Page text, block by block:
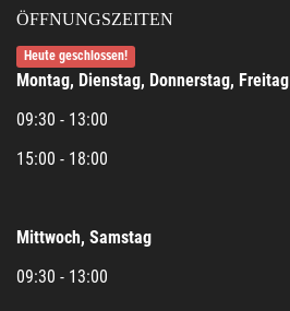
ÖFFNUNGSZEITEN
Heute geschlossen!
Montag, Dienstag, Donnerstag, Freitag
09:30 - 13:00
15:00 - 18:00
Mittwoch, Samstag
09:30 - 13:00